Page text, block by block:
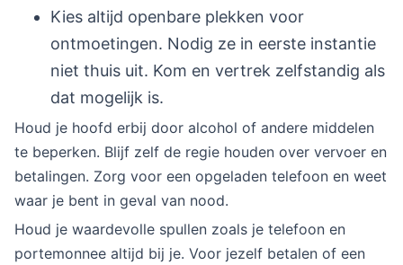
Kies altijd openbare plekken voor
ontmoetingen. Nodig ze in eerste instantie
niet thuis uit. Kom en vertrek zelfstandig als
dat mogelijk is.
Houd je hoofd erbij door alcohol of andere middelen
te beperken. Blijf zelf de regie houden over vervoer en
betalingen. Zorg voor een opgeladen telefoon en weet
waar je bent in geval van nood.
Houd je waardevolle spullen zoals je telefoon en
portemonnee altijd bij je. Voor jezelf betalen of een